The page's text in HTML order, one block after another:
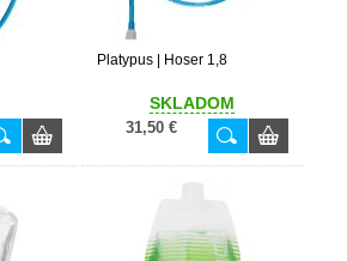
Platypus | Hoser 1,8
SKLADOM
31,50 €